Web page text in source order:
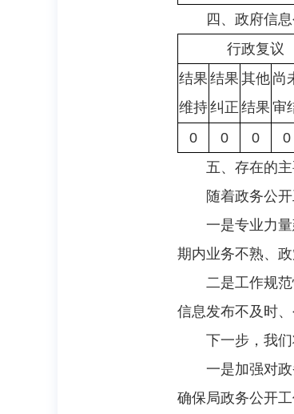
四、政府信
行政复议
结果
维持
结果
纠正
其他
结果
尚
审
0
0 0 0
五、存在的
随着政务公
一是专业力
期内业务不熟、
二是工作规
信息发布不及时
下一步，我
一是加强对
确保局政务公开工